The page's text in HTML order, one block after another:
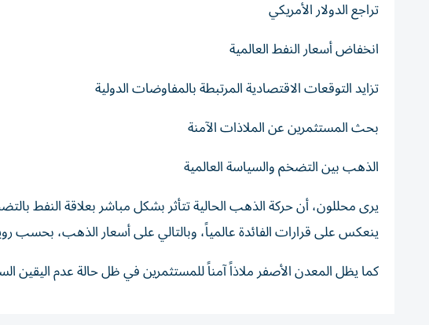
تراجع الدولار الأمريكي
انخفاض أسعار النفط العالمية
تزايد التوقعات الاقتصادية المرتبطة بالمفاوضات الدولية
بحث المستثمرين عن الملاذات الآمنة
الذهب بين التضخم والسياسة العالمية
يرى محللون، أن حركة الذهب الحالية تتأثر بشكل مباشر بعلاقة النفط
ينعكس على قرارات الفائدة عالمياً، وبالتالي على أسعار الذهب، بحسب
كما يظل المعدن الأصفر ملاذاً آمناً للمستثمرين في ظل حالة عدم اليقين